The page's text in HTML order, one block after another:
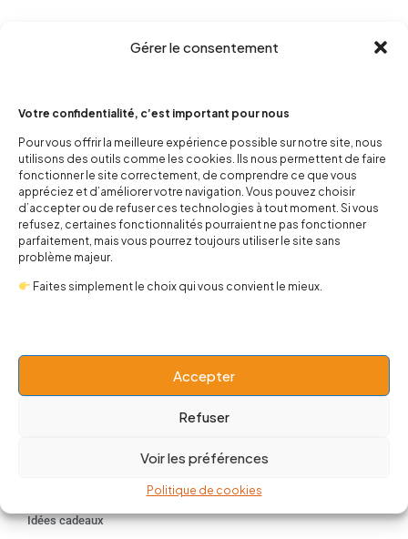
Gérer le consentement
Votre confidentialité, c’est important pour nous
Pour vous offrir la meilleure expérience possible sur notre site, nous
utilisons des outils comme les cookies. Ils nous permettent de faire
fonctionner le site correctement, de comprendre ce que vous
appréciez et d’améliorer votre navigation. Vous pouvez choisir
d’accepter ou de refuser ces technologies à tout moment. Si vous
refusez, certaines fonctionnalités pourraient ne pas fonctionner
parfaitement, mais vous pourrez toujours utiliser le site sans
problème majeur.
Faites simplement le choix qui vous convient le mieux.
Accepter
Refuser
Voir les préférences
Politique de cookies
contact@popnbaby.com
+33 01 64 62 14 89
Follow us
Boutique
Idées cadeaux